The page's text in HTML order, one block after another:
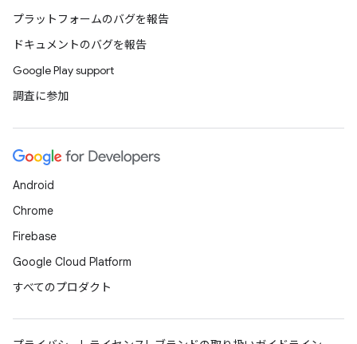
プラットフォームのバグを報告
ドキュメントのバグを報告
Google Play support
調査に参加
Android
Chrome
Firebase
Google Cloud Platform
すべてのプロダクト